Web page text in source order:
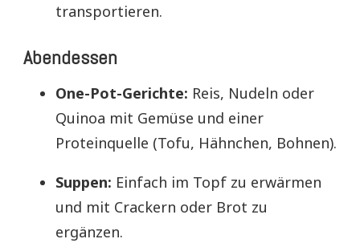
transportieren.
Abendessen
One-Pot-Gerichte: Reis, Nudeln oder
Quinoa mit Gemüse und einer
Proteinquelle (Tofu, Hähnchen, Bohnen).
Suppen: Einfach im Topf zu erwärmen
und mit Crackern oder Brot zu
ergänzen.